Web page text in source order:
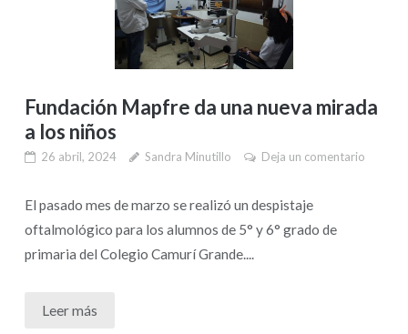
Fundación Mapfre da una nueva mirada
a los niños
26 abril, 2024 Sandra Minutillo Deja un comentario
El pasado mes de marzo se realizó un despistaje
oftalmológico para los alumnos de 5° y 6° grado de
primaria del Colegio Camurí Grande....
Leer más